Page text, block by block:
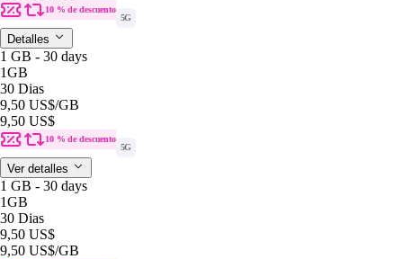
10 % de descuento
5G
Detalles
1 GB - 30 days
1GB
30 Dias
9,50 US$/GB
9,50 US$
10 % de descuento
5G
Ver detalles
1 GB - 30 days
1GB
30 Dias
9,50 US$
9,50 US$/GB